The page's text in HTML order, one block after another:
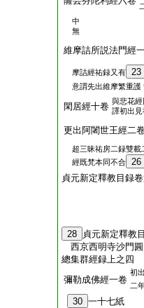
中
無
維摩詰所説法門經
摩詰經祐録又有 23
意謂先出維摩繁重護
閑居經十卷 與悲花
譯初出見
更出阿闍世王經二
超三昧祐房二録雙載
經既梵本同不合
26
貞元新定釋教目録
28
貞元新定釋教
西京西明寺沙門
總集群經録上之四
彌勒成佛經一卷
初
二
30 一十七紙